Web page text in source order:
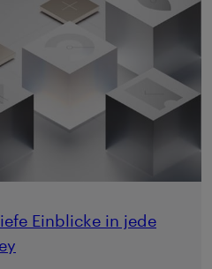
Einblicke in jede